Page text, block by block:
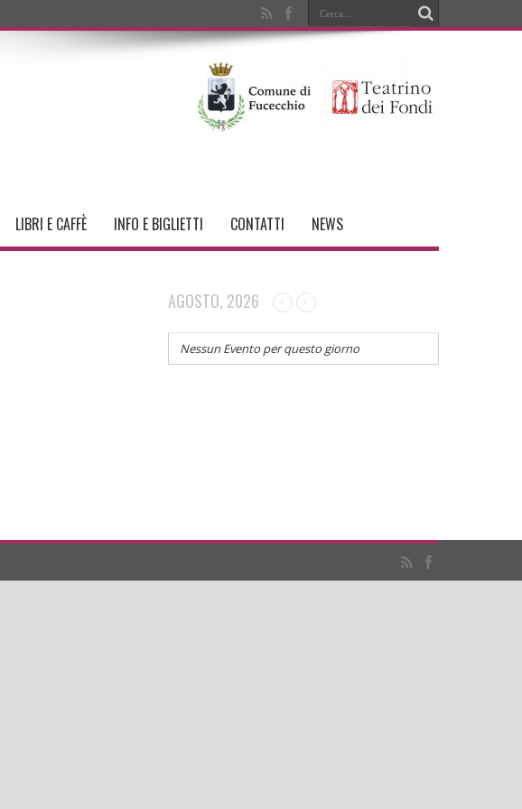
LIBRI E CAFFÈ INFO E BIGLIETTI CONTATTI NEWS
AGOSTO, 2026
Nessun Evento per questo giorno